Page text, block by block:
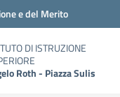
e del Merito
DI ISTRUZIONE
Roth - Piazza Sulis